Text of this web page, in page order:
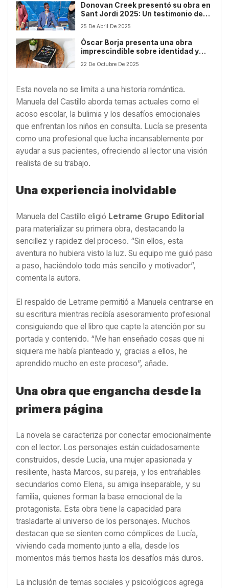
Donovan Creek presentó su obra en
Sant Jordi 2025: Un testimonio de
superación y crecimiento personal
25 De Abril De 2025
Óscar Borja presenta una obra
imprescindible sobre identidad y
respeto
22 De Octubre De 2025
Esta novela no se limita a una historia romántica.
Manuela del Castillo aborda temas actuales como el
acoso escolar, la bulimia y los desafíos emocionales
que enfrentan los niños en consulta. Lucía se presenta
como una profesional que lucha incansablemente por
ayudar a sus pacientes, ofreciendo al lector una visión
realista de su trabajo.
Una experiencia inolvidable
Manuela del Castillo eligió Letrame Grupo Editorial
para materializar su primera obra, destacando la
sencillez y rapidez del proceso. “Sin ellos, esta
aventura no hubiera visto la luz. Su equipo me guió paso
a paso, haciéndolo todo más sencillo y motivador”,
comenta la autora.
El respaldo de Letrame permitió a Manuela centrarse en
su escritura mientras recibía asesoramiento profesional
consiguiendo que el libro que capte la atención por su
portada y contenido. “Me han enseñado cosas que ni
siquiera me había planteado y, gracias a ellos, he
aprendido mucho en este proceso”, añade.
Una obra que engancha desde la
primera página
La novela se caracteriza por conectar emocionalmente
con el lector. Los personajes están cuidadosamente
construidos, desde Lucía, una mujer apasionada y
resiliente, hasta Marcos, su pareja, y los entrañables
secundarios como Elena, su amiga inseparable, y su
familia, quienes forman la base emocional de la
protagonista. Esta obra tiene la capacidad para
trasladarte al universo de los personajes. Muchos
destacan que se sienten como cómplices de Lucía,
viviendo cada momento junto a ella, desde los
momentos más tiernos hasta los desafíos más duros.
La inclusión de temas sociales y psicológicos agrega